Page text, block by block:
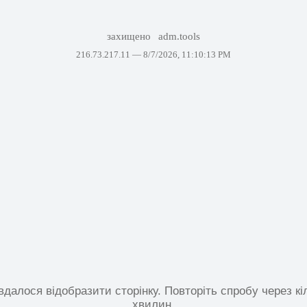
захищено adm.tools
216.73.217.11 — 8/7/2026, 11:10:13 PM
відобразити сторінку. Повторіть спробу через